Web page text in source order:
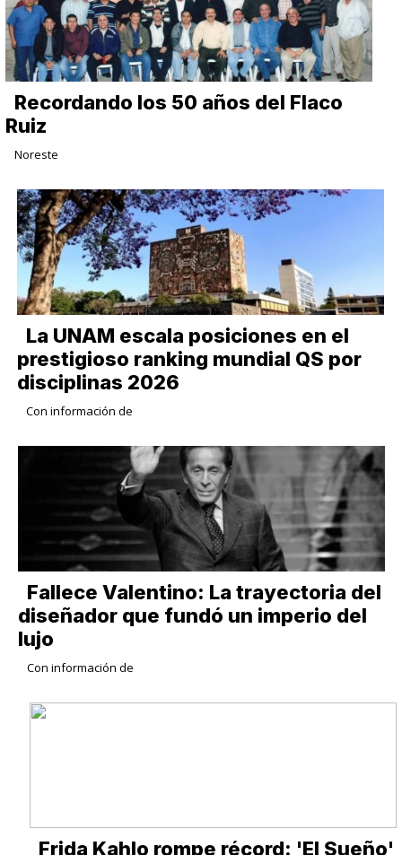
Recordando los 50 años del Flaco
Ruiz
Noreste
La UNAM escala posiciones en el
prestigioso ranking mundial QS por
disciplinas 2026
Con información de
Fallece Valentino: La trayectoria del
diseñador que fundó un imperio del
lujo
Con información de
Frida Kahlo rompe récord: 'El Sueño'